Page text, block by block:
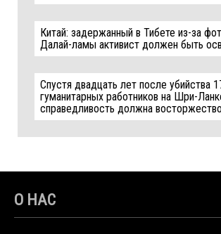
Китай: задержанный в Тибете из-за
Далай-ламы активист должен быть
Спустя двадцать лет после убийства
гуманитарных работников на Шри-
справедливость должна
О НАС